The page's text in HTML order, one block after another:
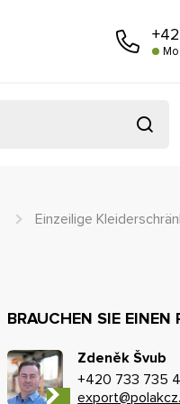
Einzeilige
BRAUCHEN SIE EINEN
Zdeněk Švub
+420 733 735